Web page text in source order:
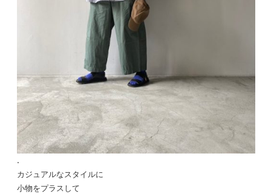
.
カジュアルなスタイルに
小物をプラスして